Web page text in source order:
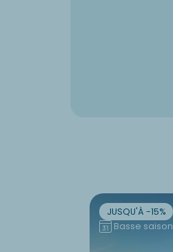
JUSQU'À -15%
Basse saison